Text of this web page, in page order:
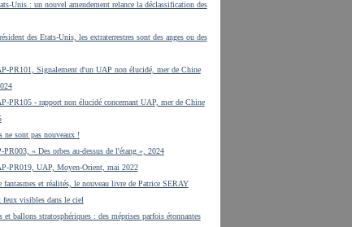
Unis : un nouvel amendement relance la déclassification des
des Etats-Unis, les extraterrestres sont des anges ou des
PR101, Signalement d'un UAP non élucidé, mer de Chine
PR105 - rapport non élucidé concernant UAP, mer de Chine
ne sont pas nouveaux !
« Des orbes au-dessus de l'étang », 2024
PR019, UAP, Moyen-Orient, mai 2022
et réalités, le nouveau livre de Patrice SERAY
feux visibles dans le ciel
et ballons stratosphériques : des méprises parfois étonnantes